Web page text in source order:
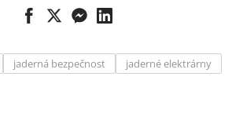
jaderná bezpečnost
jaderné elektrárny